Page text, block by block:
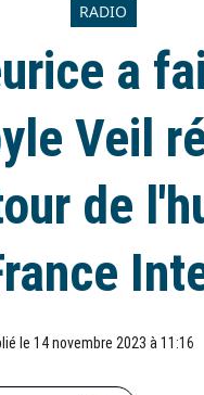
RADIO
a
Veil
de
le 14 novembre 2023 à 11:16